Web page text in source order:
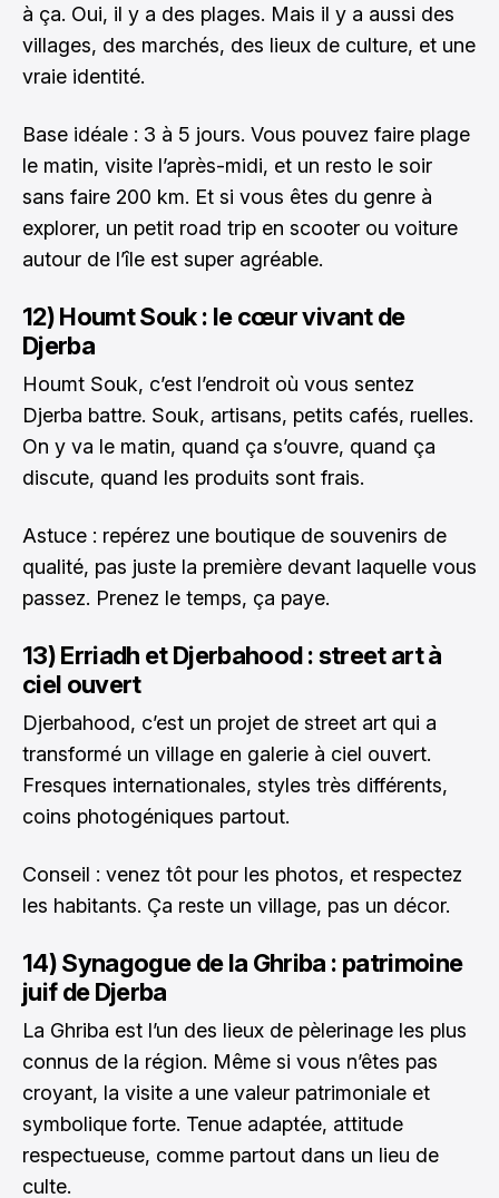
à ça. Oui, il y a des plages. Mais il y a aussi des
villages, des marchés, des lieux de culture, et une
vraie identité.
Base idéale : 3 à 5 jours. Vous pouvez faire plage
le matin, visite l’après-midi, et un resto le soir
sans faire 200 km. Et si vous êtes du genre à
explorer, un petit road trip en scooter ou voiture
autour de l’île est super agréable.
12) Houmt Souk : le cœur vivant de
Djerba
Houmt Souk, c’est l’endroit où vous sentez
Djerba battre. Souk, artisans, petits cafés, ruelles.
On y va le matin, quand ça s’ouvre, quand ça
discute, quand les produits sont frais.
Astuce : repérez une boutique de souvenirs de
qualité, pas juste la première devant laquelle vous
passez. Prenez le temps, ça paye.
13) Erriadh et Djerbahood : street art à
ciel ouvert
Djerbahood, c’est un projet de street art qui a
transformé un village en galerie à ciel ouvert.
Fresques internationales, styles très différents,
coins photogéniques partout.
Conseil : venez tôt pour les photos, et respectez
les habitants. Ça reste un village, pas un décor.
14) Synagogue de la Ghriba : patrimoine
juif de Djerba
La Ghriba est l’un des lieux de pèlerinage les plus
connus de la région. Même si vous n’êtes pas
croyant, la visite a une valeur patrimoniale et
symbolique forte. Tenue adaptée, attitude
respectueuse, comme partout dans un lieu de
culte.